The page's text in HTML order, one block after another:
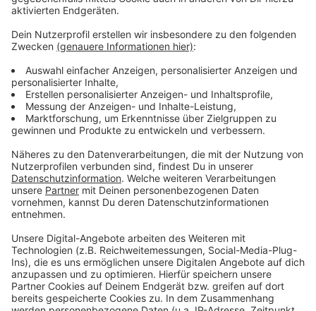
Anzeige
Weitere Infos und Links zum Thema
Anzeige
CDU und GRÜNE fordern weitere Gesamtschule im
Bereich der Innenstadt:
Eine weitere neue Gesamtschule wird ab Herbst im
Linksrheinischen gebaut:
Aktueller Schulbau in Düsseldorf:
Anzeige